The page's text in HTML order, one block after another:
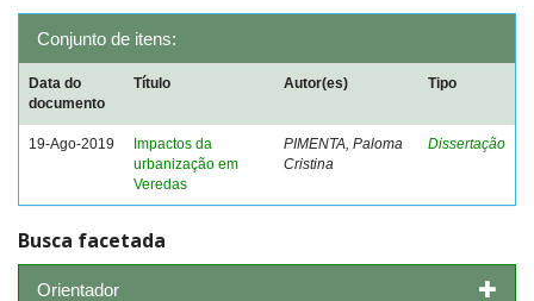
Conjunto de itens:
Data do
documento
Título Autor(es) Tipo
19-Ago-2019
Impactos da
urbanização em
Veredas
PIMENTA, Paloma
Cristina
Dissertação
Busca facetada
Orientador